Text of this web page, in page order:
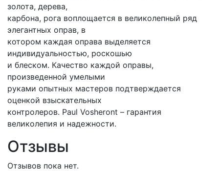
золота, дерева,
карбона, рога воплощается в великолепный ряд
элегантных оправ, в
котором каждая оправа выделяется
индивидуальностью, роскошью
и блеском. Качество каждой оправы,
произведенной умелыми
руками опытных мастеров подтверждается
оценкой взыскательных
контролеров. Paul Vosheront – гарантия
великолепия и надежности.
Отзывы
Отзывов пока нет.